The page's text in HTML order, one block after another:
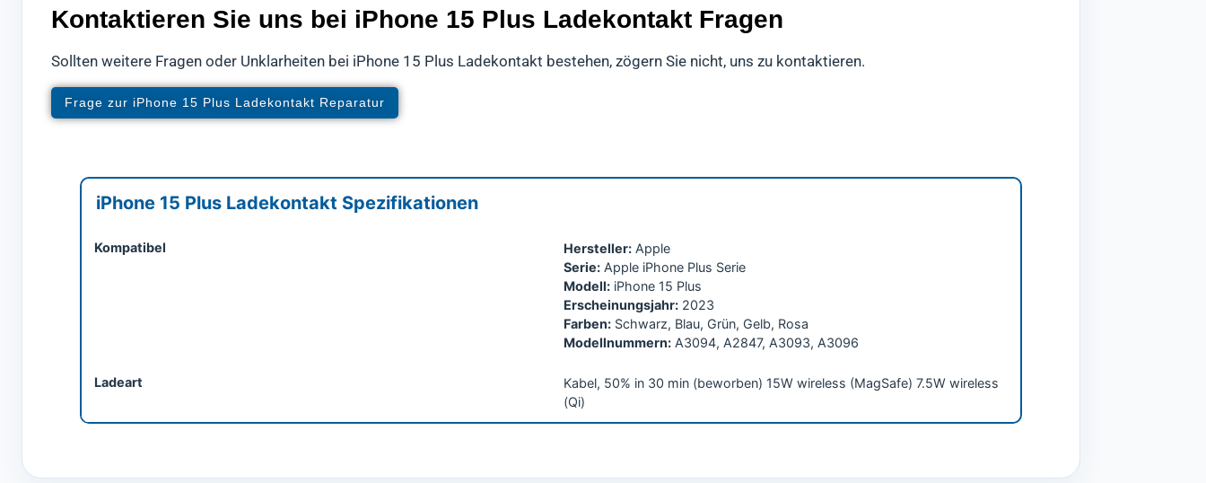
Kontaktieren Sie uns bei iPhone 15 Plus Ladekontakt Fragen
Sollten weitere Fragen oder Unklarheiten bei iPhone 15 Plus Ladekontakt bestehen, zögern Sie nicht, uns zu kontaktieren.
Frage zur iPhone 15 Plus Ladekontakt Reparatur
iPhone 15 Plus Ladekontakt Spezifikationen
Kompatibel Hersteller: Apple
Serie: Apple iPhone Plus Serie
Modell: iPhone 15 Plus
Erscheinungsjahr: 2023
Farben: Schwarz, Blau, Grün, Gelb, Rosa
Modellnummern: A3094, A2847, A3093, A3096
Ladeart
Kabel, 50% in 30 min (beworben) 15W wireless (MagSafe) 7.5W wireless
(Qi)